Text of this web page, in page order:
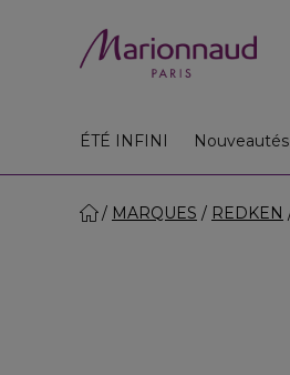
ÉTÉ INFINI Nouveautés
MARQUES REDKEN